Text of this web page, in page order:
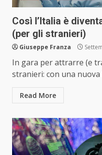
Così l’Italia è
(per gli stranieri)
Giuseppe Franza
In gara per attrarre (e
stranieri: con una nuova
Read More